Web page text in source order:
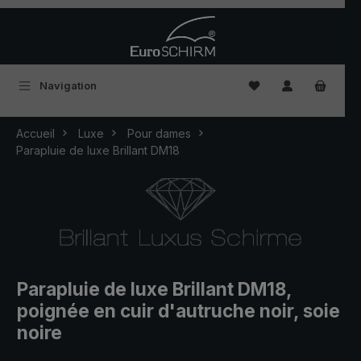
Navigation Vous avez 0
Accueil Luxe
Pour dames
Parapluie de luxe Brillant DM18
Parapluie de luxe Brillant DM18,
poignée en cuir d'autruche noir, soie
noire